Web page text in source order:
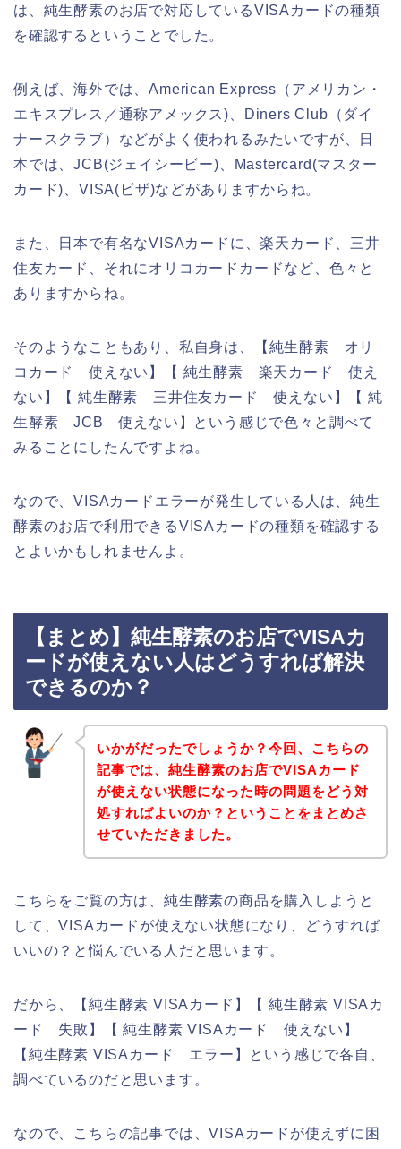
は、純生酵素のお店で対応しているVISAカードの種類
を確認するということでした。
例えば、海外では、American Express（アメリカン・
エキスプレス／通称アメックス)、Diners Club（ダイ
ナースクラブ）などがよく使われるみたいですが、日
本では、JCB(ジェイシービー)、Mastercard(マスター
カード)、VISA(ビザ)などがありますからね。
また、日本で有名なVISAカードに、楽天カード、三井
住友カード、それにオリコカードカードなど、色々と
ありますからね。
そのようなこともあり、私自身は、【純生酵素 オリ
コカード 使えない】【 純生酵素 楽天カード 使え
ない】【 純生酵素 三井住友カード 使えない】【 純
生酵素 JCB 使えない】という感じで色々と調べて
みることにしたんですよね。
なので、VISAカードエラーが発生している人は、純生
酵素のお店で利用できるVISAカードの種類を確認する
とよいかもしれませんよ。
【まとめ】純生酵素のお店でVISAカ
ードが使えない人はどうすれば解決
できるのか？
いかがだったでしょうか？今回、こちらの
記事では、純生酵素のお店でVISAカード
が使えない状態になった時の問題をどう対
処すればよいのか？ということをまとめさ
せていただきました。
こちらをご覧の方は、純生酵素の商品を購入しようと
して、VISAカードが使えない状態になり、どうすれば
いいの？と悩んでいる人だと思います。
だから、【純生酵素 VISAカード】【 純生酵素 VISAカ
ード 失敗】【 純生酵素 VISAカード 使えない】
【純生酵素 VISAカード エラー】という感じで各自、
調べているのだと思います。
なので、こちらの記事では、VISAカードが使えずに困